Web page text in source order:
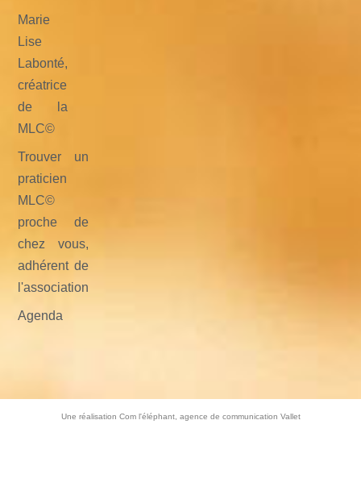
Marie
Lise
Labonté,
créatrice
de la
MLC©
Trouver un
praticien
MLC©
proche de
chez vous,
adhérent de
l'association
Agenda
Une réalisation Com l'éléphant, agence de communication Vallet